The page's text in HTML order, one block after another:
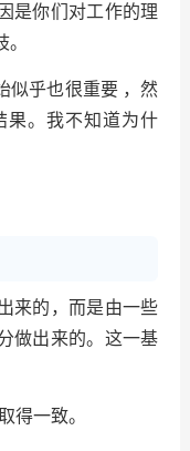
是你们对工作的理
乎也很重要 ，然
果。我不知道为什
来的，而是由一些
做出来的。这一基
一致。